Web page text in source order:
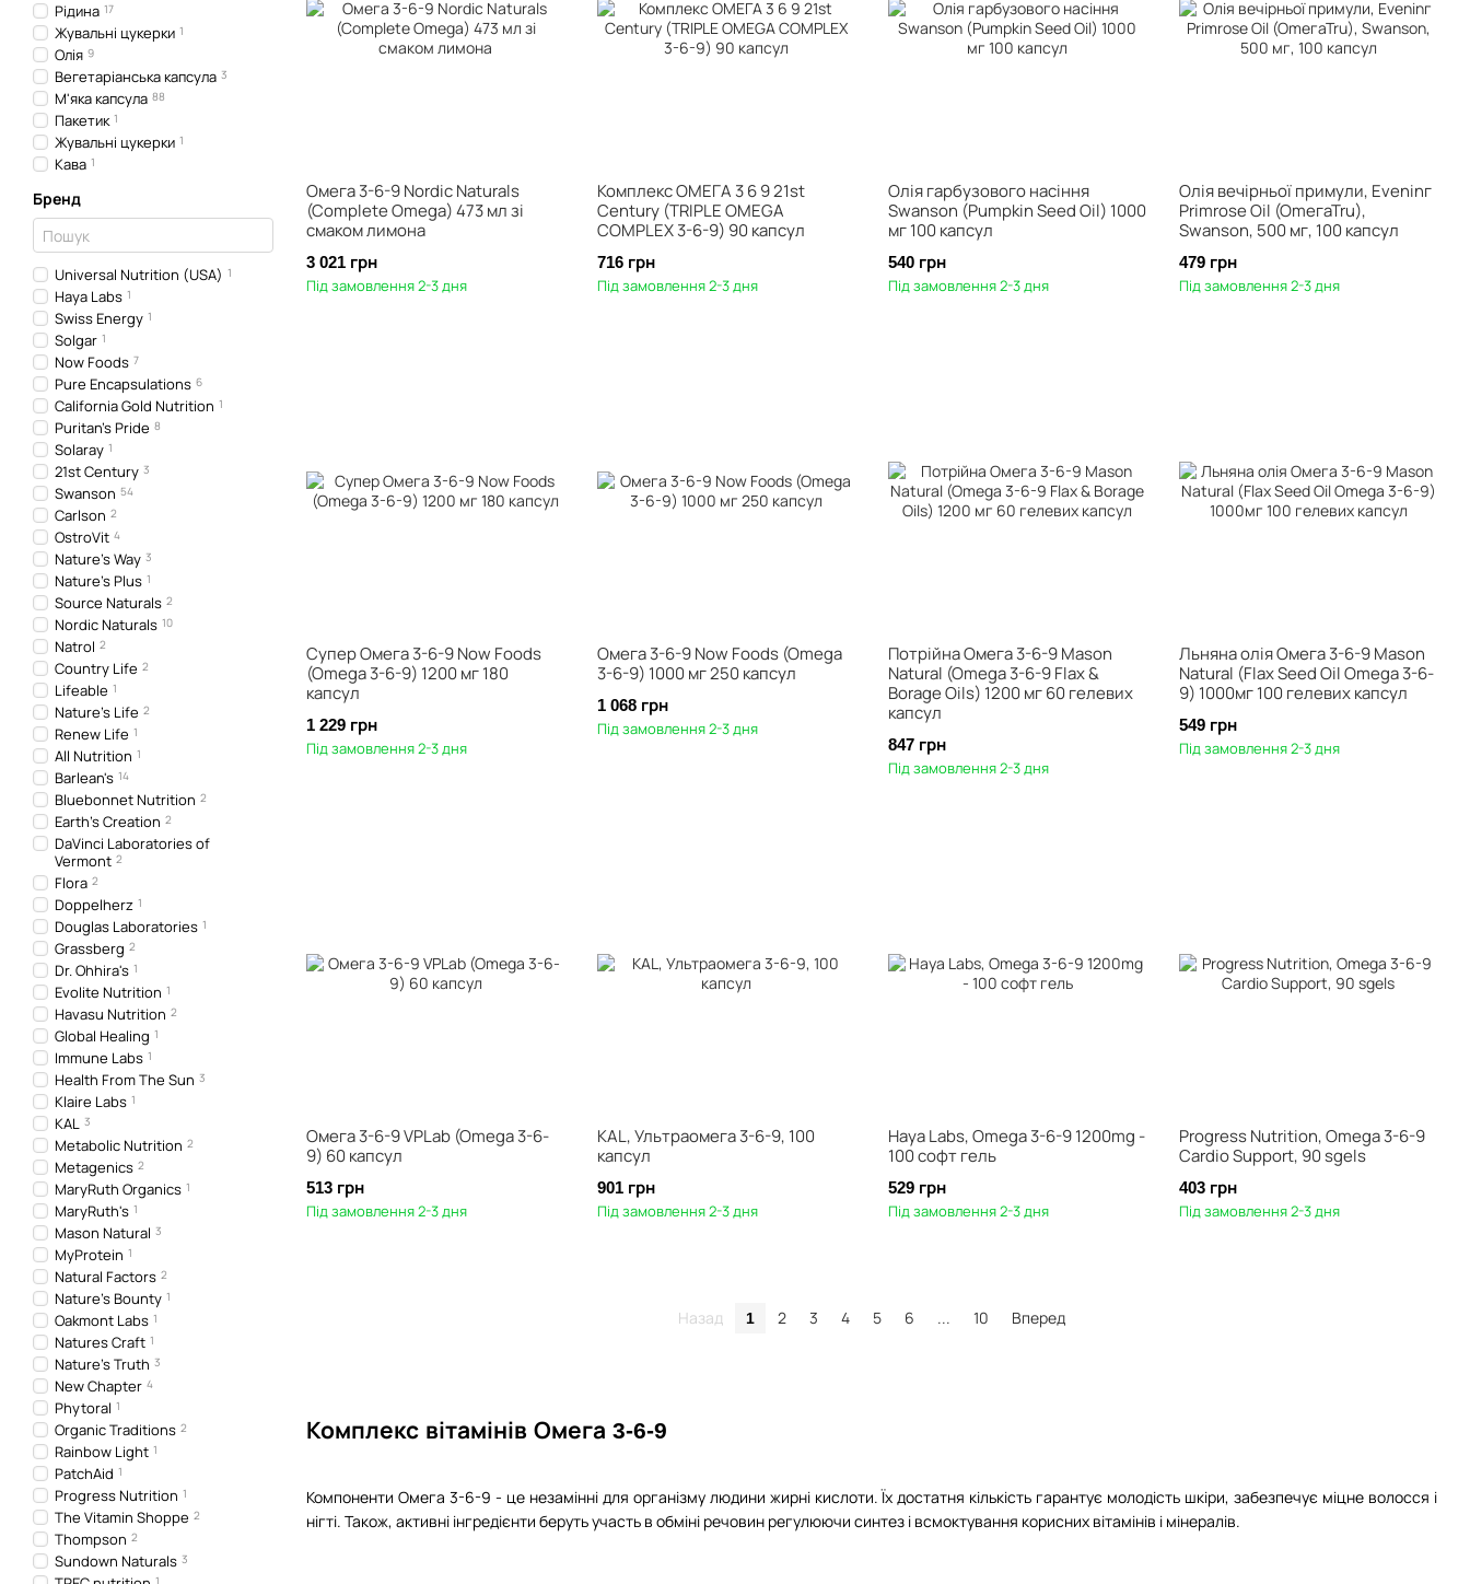
Комплекс вітамінів Омега 3-6-9
Компоненти Омега 3-6-9 - це незамінні для організму людини жирні кислоти. Їх достатня кількість гарантує молодість шкіри, забезпечує міцне волосся і
нігті. Також, активні інгредієнти беруть участь в обміні речовин регулюючи синтез і всмоктування корисних вітамінів і мінералів.
Омега 3-6-9 Nordic Naturals
(Complete Omega) 473 мл зі
смаком лимона
3 021 грн
Під замовлення 2-3 дня
Комплекс ОМЕГА 3 6 9 21st
Century (TRIPLE OMEGA
COMPLEX 3-6-9) 90 капсул
716 грн
Під замовлення 2-3 дня
Олія гарбузового насіння
Swanson (Pumpkin Seed Oil) 1000
мг 100 капсул
540 грн
Під замовлення 2-3 дня
Олія вечірньої примули, Eveninг
Primrose Oil (OmeгaTru),
Swanson, 500 мг, 100 капсул
479 грн
Під замовлення 2-3 дня
Супер Омега 3-6-9 Now Foods
(Omega 3-6-9) 1200 мг 180
капсул
1 229 грн
Під замовлення 2-3 дня
Омега 3-6-9 Now Foods (Omega
3-6-9) 1000 мг 250 капсул
1 068 грн
Під замовлення 2-3 дня
Потрійна Омега 3-6-9 Mason
Natural (Omega 3-6-9 Flax &
Borage Oils) 1200 мг 60 гелевих
капсул
847 грн
Під замовлення 2-3 дня
Льняна олія Омега 3-6-9 Mason
Natural (Flax Seed Oil Omega 3-6-
9) 1000мг 100 гелевих капсул
549 грн
Під замовлення 2-3 дня
Омега 3-6-9 VPLab (Omega 3-6-
9) 60 капсул
513 грн
Під замовлення 2-3 дня
KAL, Ультраомега 3-6-9, 100
капсул
901 грн
Під замовлення 2-3 дня
Haya Labs, Omega 3-6-9 1200mg -
100 софт гель
529 грн
Під замовлення 2-3 дня
Progress Nutrition, Omega 3-6-9
Cardio Support, 90 sgels
403 грн
Під замовлення 2-3 дня
Назад 1 2 3 4 5 6 ... 10 Вперед
Рідина 17
Жувальні цукерки 1
Олія 9
Вегетаріанська капсула 3
М'яка капсула 88
Пакетик 1
Жувальні цукерки 1
Кава 1
Бренд
Universal Nutrition (USA) 1
Haya Labs 1
Swiss Energy 1
Solgar 1
Now Foods 7
Pure Encapsulations 6
California Gold Nutrition 1
Puritan's Pride 8
Solaray 1
21st Century 3
Swanson 54
Carlson 2
OstroVit 4
Nature's Way 3
Nature's Plus 1
Source Naturals 2
Nordic Naturals 10
Natrol 2
Country Life 2
Lifeable 1
Nature's Life 2
Renew Life 1
All Nutrition 1
Barlean's 14
Bluebonnet Nutrition 2
Earth's Creation 2
DaVinci Laboratories of
Vermont 2
Flora 2
Doppelherz 1
Douglas Laboratories 1
Grassberg 2
Dr. Ohhira's 1
Evolite Nutrition 1
Havasu Nutrition 2
Global Healing 1
Immune Labs 1
Health From The Sun 3
Klaire Labs 1
KAL 3
Metabolic Nutrition 2
Metagenics 2
MaryRuth Organics 1
MaryRuth's 1
Mason Natural 3
MyProtein 1
Natural Factors 2
Nature's Bounty 1
Oakmont Labs 1
Natures Craft 1
Nature's Truth 3
New Chapter 4
Phytoral 1
Organic Traditions 2
Rainbow Light 1
PatchAid 1
Progress Nutrition 1
The Vitamin Shoppe 2
Thompson 2
Sundown Naturals 3
1